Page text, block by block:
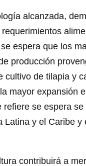
alcanzada,
espera que los
producción
cultivo de tilapia y
mayor expansión
refiere se espera
Latina y el Caribe y
contribuirá a